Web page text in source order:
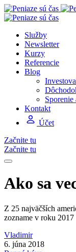
Služby
Newsletter
Kurzy
Referencie
Blog
Sporenie
Kontakt
Účet
Začnite tu
Začnite tu
Ako sa
Z 25 najväčších
zozname v roku
Vladimir
6. júna 2018